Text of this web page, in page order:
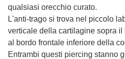
qualsiasi orecchio curato.
L'anti-trago si trova nel piccolo
verticale della cartilagine sopra
al bordo frontale inferiore della
Entrambi questi piercing stanno